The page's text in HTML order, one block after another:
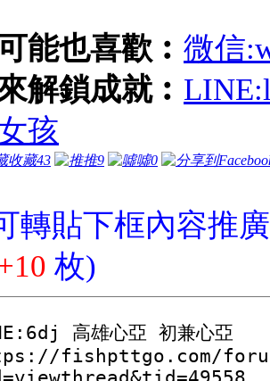
能也喜歡︰ 微信
解鎖成就︰
孩
收藏43 推9 噓0
轉貼下框內容推
枚)